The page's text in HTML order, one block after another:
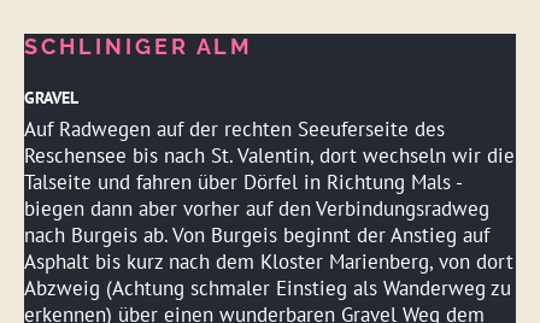
SCHLINIGER ALM
GRAVEL
Auf Radwegen auf der rechten Seeuferseite des
Reschensee bis nach St. Valentin, dort wechseln wir die
Talseite und fahren über Dörfel in Richtung Mals -
biegen dann aber vorher auf den Verbindungsradweg
nach Burgeis ab. Von Burgeis beginnt der Anstieg auf
Asphalt bis kurz nach dem Kloster Marienberg, von dort
Abzweig (Achtung schmaler Einstieg als Wanderweg zu
erkennen) über einen wunderbaren Gravel Weg dem